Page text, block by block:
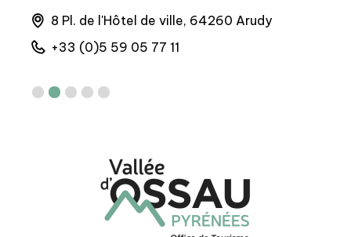
8 Pl. de l'Hôtel de ville, 64260 Arudy
+33 (0)5 59 05 77 11